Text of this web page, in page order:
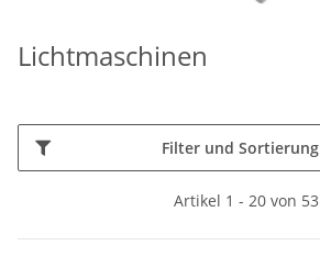
Lichtmaschinen
Filter und Sortierung
Artikel 1 - 20 von 53